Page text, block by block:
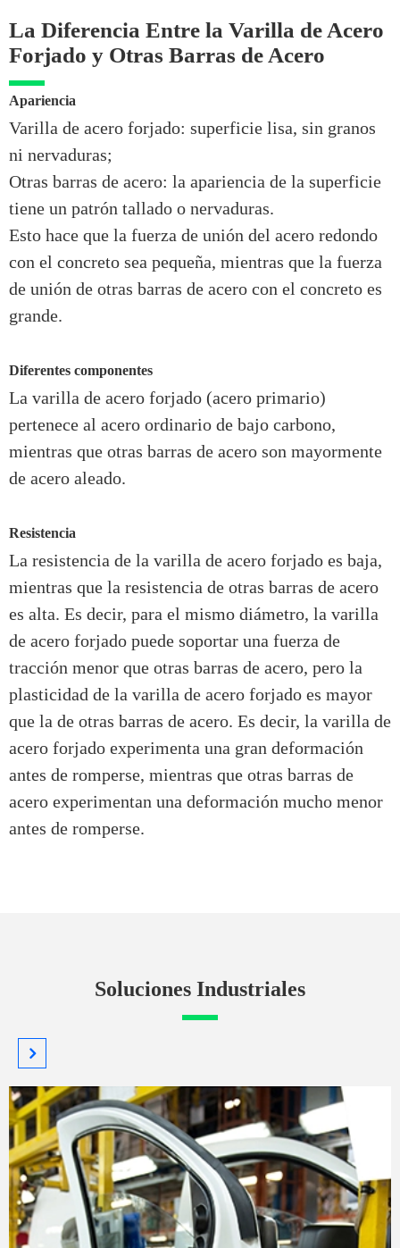
La Diferencia Entre la Varilla de Acero
Forjado y Otras Barras de Acero
Apariencia
Varilla de acero forjado: superficie lisa, sin granos
ni nervaduras;
Otras barras de acero: la apariencia de la superficie
tiene un patrón tallado o nervaduras.
Esto hace que la fuerza de unión del acero redondo
con el concreto sea pequeña, mientras que la fuerza
de unión de otras barras de acero con el concreto es
grande.
Diferentes componentes
La varilla de acero forjado (acero primario)
pertenece al acero ordinario de bajo carbono,
mientras que otras barras de acero son mayormente
de acero aleado.
Resistencia
La resistencia de la varilla de acero forjado es baja,
mientras que la resistencia de otras barras de acero
es alta. Es decir, para el mismo diámetro, la varilla
de acero forjado puede soportar una fuerza de
tracción menor que otras barras de acero, pero la
plasticidad de la varilla de acero forjado es mayor
que la de otras barras de acero. Es decir, la varilla de
acero forjado experimenta una gran deformación
antes de romperse, mientras que otras barras de
acero experimentan una deformación mucho menor
antes de romperse.
Soluciones Industriales